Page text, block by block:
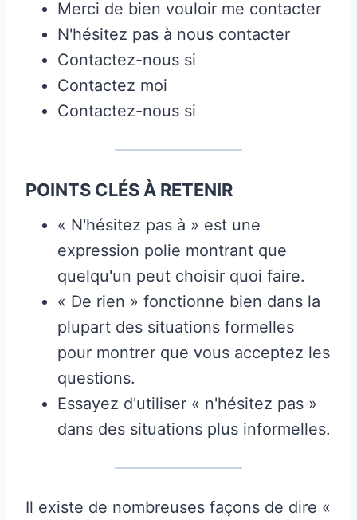
Merci de bien vouloir me contacter
N'hésitez pas à nous contacter
Contactez-nous si
Contactez moi
Contactez-nous si
POINTS CLÉS À RETENIR
« N'hésitez pas à » est une
expression polie montrant que
quelqu'un peut choisir quoi faire.
« De rien » fonctionne bien dans la
plupart des situations formelles
pour montrer que vous acceptez les
questions.
Essayez d'utiliser « n'hésitez pas »
dans des situations plus informelles.
Il existe de nombreuses façons de dire «